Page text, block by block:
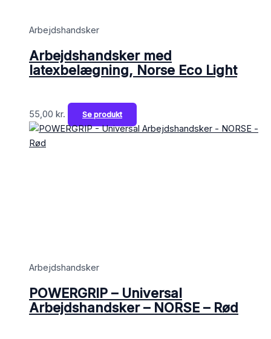
Arbejdshandsker
Arbejdshandsker med
latexbelægning, Norse Eco Light
55,00 kr. Se produkt
Arbejdshandsker
POWERGRIP – Universal
Arbejdshandsker – NORSE – Rød